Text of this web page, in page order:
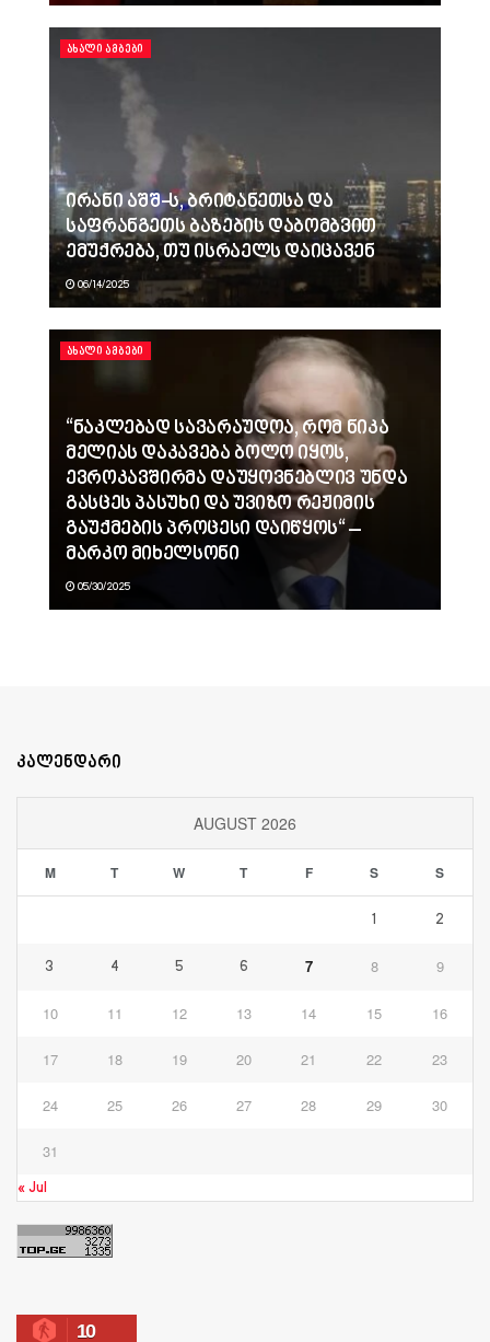
ᲐᲮᲐᲚᲘ ᲐᲛᲑᲔᲑᲘ
ირანი აშშ-ს, ბრიტანეთსა და
საფრანგეთს ბაზების დაბომბვით
ემუქრება, თუ ისრაელს დაიცავენ
06/14/2025
ᲐᲮᲐᲚᲘ ᲐᲛᲑᲔᲑᲘ
“ნაკლებად სავარაუდოა, რომ ნიკა
მელიას დაკავება ბოლო იყოს,
ევროკავშირმა დაუყოვნებლივ უნდა
გასცეს პასუხი და უვიზო რეჟიმის
გაუქმების პროცესი დაიწყოს“ –
მარკო მიხელსონი
05/30/2025
კალენდარი
AUGUST 2026
M T W T F S S
1 2
3 4 5 6 7 8 9
10 11 12 13 14 15 16
17 18 19 20 21 22 23
24 25 26 27 28 29 30
31
« Jul
10